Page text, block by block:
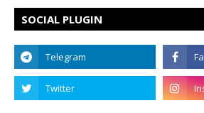
SOCIAL PLUGIN